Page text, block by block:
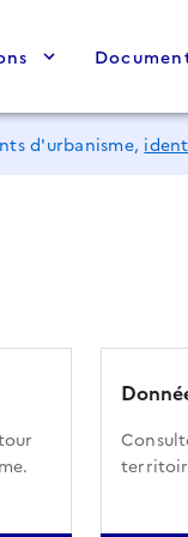
d'urbanisme,